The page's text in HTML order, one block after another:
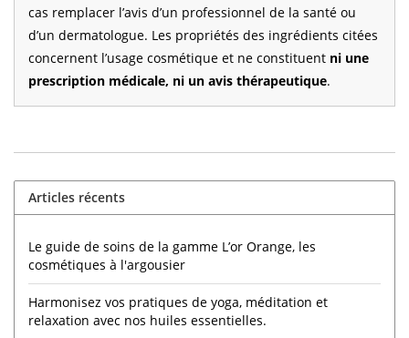
cas remplacer l’avis d’un professionnel de la santé ou
d’un dermatologue. Les propriétés des ingrédients citées
concernent l’usage cosmétique et ne constituent ni une
prescription médicale, ni un avis thérapeutique.
Articles récents
Le guide de soins de la gamme L’or Orange, les
cosmétiques à l'argousier
Harmonisez vos pratiques de yoga, méditation et
relaxation avec nos huiles essentielles.